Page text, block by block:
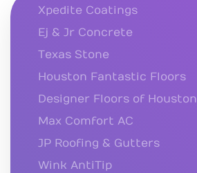
Xpedite Coatings
Ej & Jr Concrete
Texas Stone
Houston Fantastic Floors
Designer Floors of Houston
Max Comfort AC
JP Roofing & Gutters
Wink AntiTip